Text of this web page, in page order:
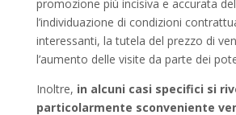
promozione più incisiva e accurata
l’individuazione di condizioni
interessanti, la tutela del prezzo di
l’aumento delle visite da parte dei
Inoltre, in alcuni casi specifici si
particolarmente sconveniente